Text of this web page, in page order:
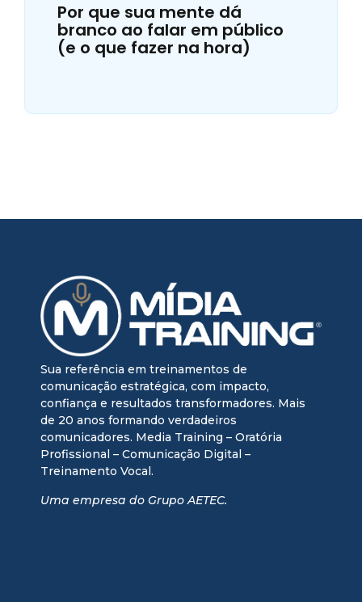
Por que sua mente dá
branco ao falar em público
(e o que fazer na hora)
Sua referência em treinamentos de
comunicação estratégica, com impacto,
confiança e resultados transformadores. Mais
de 20 anos formando verdadeiros
comunicadores. Media Training – Oratória
Profissional – Comunicação Digital –
Treinamento Vocal.
Uma empresa do Grupo AETEC.